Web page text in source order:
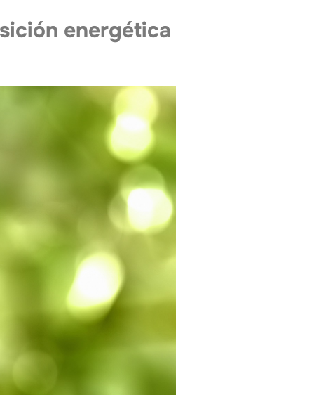
energética